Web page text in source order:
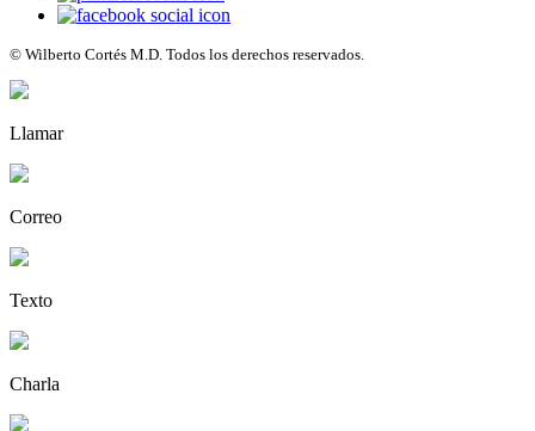
© Wilberto Cortés M.D. Todos los derechos reservados.
Llamar
Correo
Texto
Charla